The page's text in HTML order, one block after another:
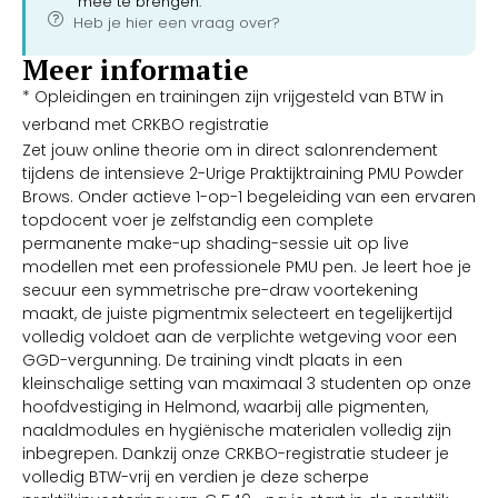
Heb je hier een vraag over?
Meer informatie
* Opleidingen en trainingen zijn vrijgesteld van BTW in
verband met CRKBO registratie
Zet jouw online theorie om in direct salonrendement
tijdens de intensieve 2-Urige Praktijktraining PMU Powder
Brows. Onder actieve 1-op-1 begeleiding van een ervaren
topdocent voer je zelfstandig een complete
permanente make-up shading-sessie uit op live
modellen met een professionele PMU pen. Je leert hoe je
secuur een symmetrische pre-draw voortekening
maakt, de juiste pigmentmix selecteert en tegelijkertijd
volledig voldoet aan de verplichte wetgeving voor een
GGD-vergunning. De training vindt plaats in een
kleinschalige setting van maximaal 3 studenten op onze
hoofdvestiging in Helmond, waarbij alle pigmenten,
naaldmodules en hygiënische materialen volledig zijn
inbegrepen. Dankzij onze CRKBO-registratie studeer je
volledig BTW-vrij en verdien je deze scherpe